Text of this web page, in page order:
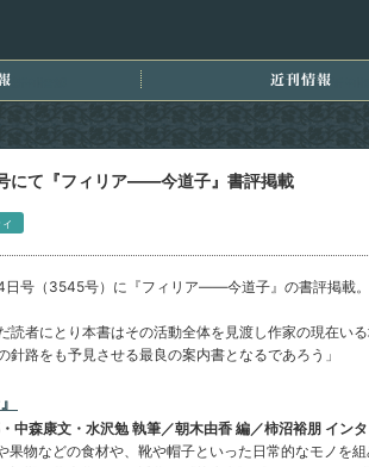
新刊情報
にて『フィリア――今道子』書評掲載
日号（3545号）に『フィリア――今道子』の書評掲載
読者にとり本書はその活動全体を見渡し作家の現在
針路をも予見させる最良の案内書となるであろう」
中森康文・水沢勉 執筆／朝木由香 編／柿沼裕朋 インタ
果物などの食材や、靴や帽子といった日常的なモノを